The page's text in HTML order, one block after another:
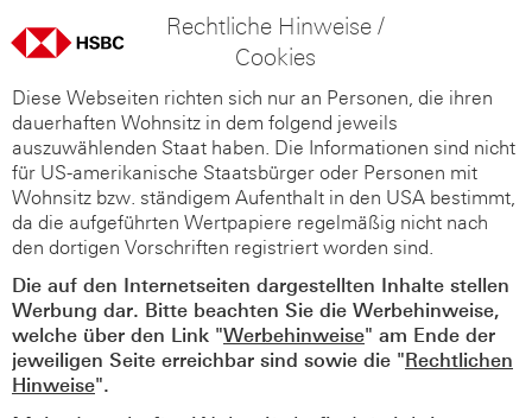
Rechtliche Hinweise /
Cookies
Diese Webseiten richten sich nur an Personen, die ihren
dauerhaften Wohnsitz in dem folgend jeweils
auszuwählenden Staat haben. Die Informationen sind nicht
für US-amerikanische Staatsbürger oder Personen mit
Wohnsitz bzw. ständigem Aufenthalt in den USA bestimmt,
da die aufgeführten Wertpapiere regelmäßig nicht nach
den dortigen Vorschriften registriert worden sind.
Die auf den Internetseiten dargestellten Inhalte stellen
Werbung dar. Bitte beachten Sie die Werbehinweise,
welche über den Link "Werbehinweise" am Ende der
jeweiligen Seite erreichbar sind sowie die "Rechtlichen
Hinweise".